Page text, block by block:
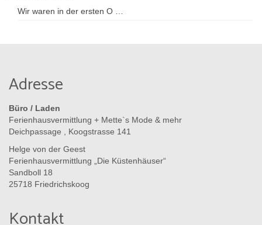
Wir waren in der ersten O …
Adresse
Büro / Laden
Ferienhausvermittlung + Mette`s Mode & mehr
Deichpassage , Koogstrasse 141
Helge von der Geest
Ferienhausvermittlung „Die Küstenhäuser“
Sandboll 18
25718 Friedrichskoog
Kontakt